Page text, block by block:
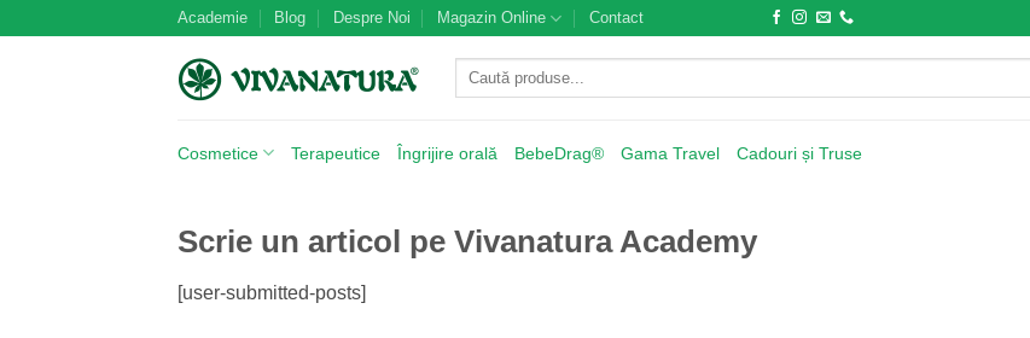
Academie Blog Despre Noi Magazin Online Contact
Caută
Cosmetice Terapeutice Îngrijire orală BebeDrag® Gama Travel Cadouri și Truse
Scrie un articol pe Vivanatura Academy
[user-submitted-posts]